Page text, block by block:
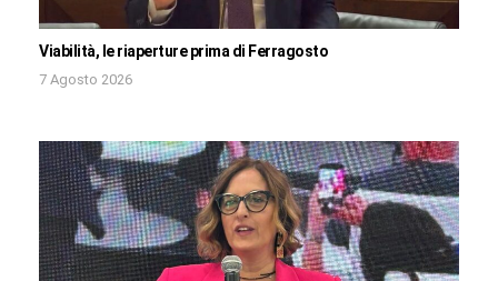
Viabilità, le riaperture prima di Ferragosto
7 Agosto 2026